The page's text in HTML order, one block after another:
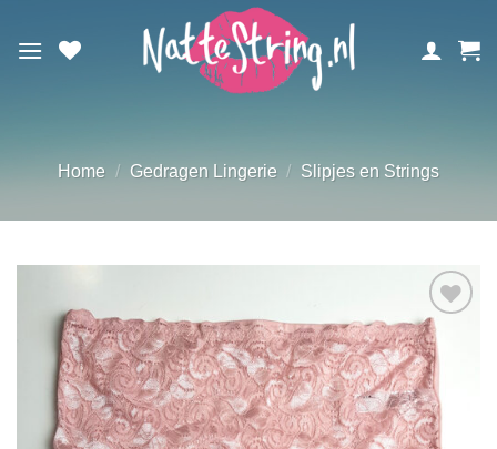
naar
Home / Gedragen Lingerie / Slipjes en Strings
Aan
verlanglijst
toevoegen